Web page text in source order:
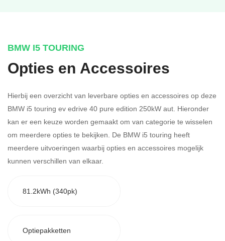
BMW I5 TOURING
Opties en Accessoires
Hierbij een overzicht van leverbare opties en accessoires op deze
BMW i5 touring ev edrive 40 pure edition 250kW aut. Hieronder
kan er een keuze worden gemaakt om van categorie te wisselen
om meerdere opties te bekijken. De BMW i5 touring heeft
meerdere uitvoeringen waarbij opties en accessoires mogelijk
kunnen verschillen van elkaar.
81.2kWh (340pk)
Optiepakketten